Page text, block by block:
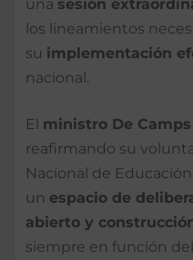
una sesión
los lineamientos
su implementación
nacional.
El ministro De Camps
reafirmando su
Nacional de
un espacio de
abierto y
siempre en función